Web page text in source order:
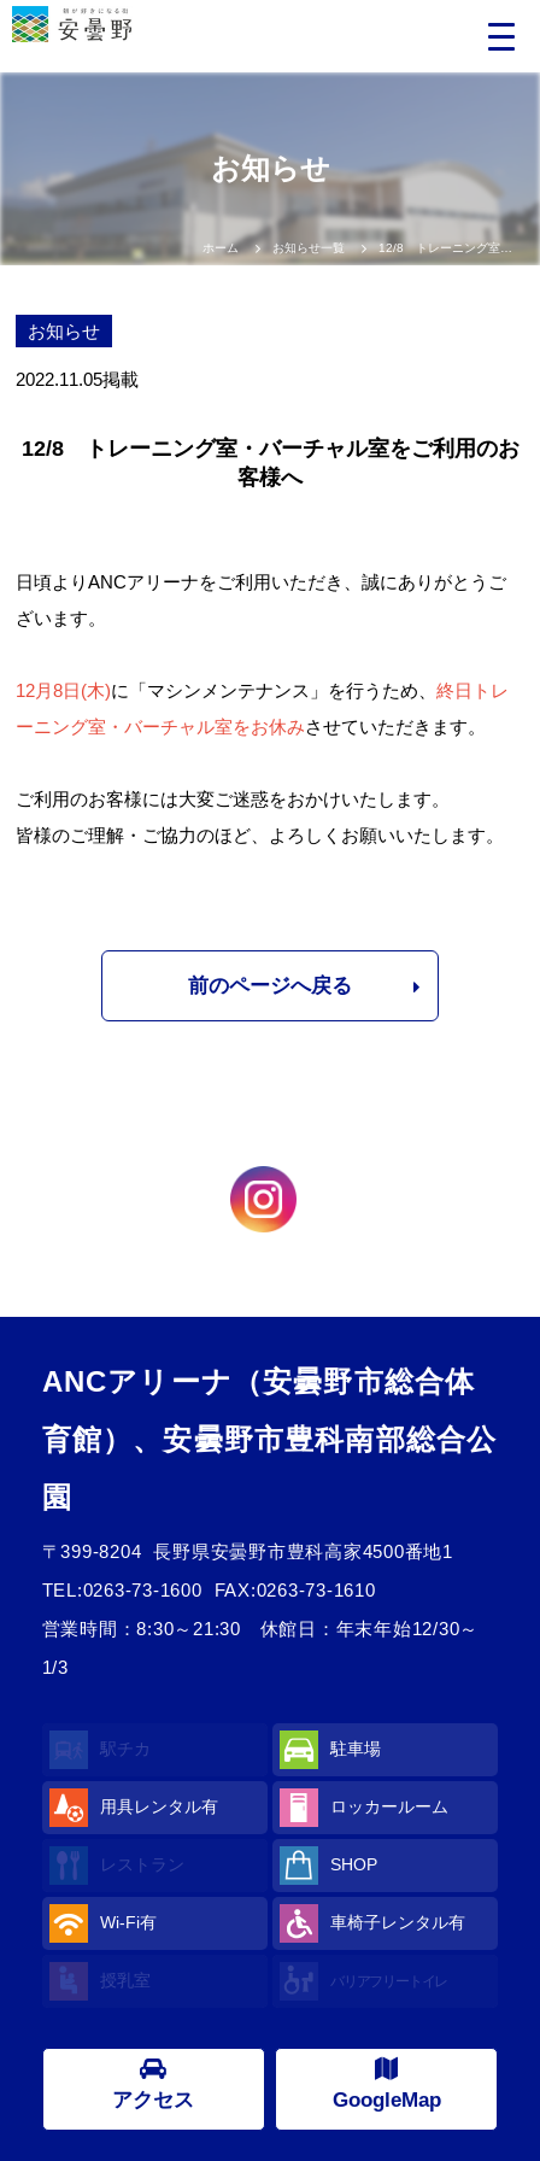
お知らせ
ホーム お知らせ一覧 12/8 トレーニング室・バーチャル室をご利用のお客様へ
お知らせ
2022.11.05掲載
12/8 トレーニング室・バーチャル室をご利用のお
客様へ
日頃よりANCアリーナをご利用いただき、誠にありがとうご
ざいます。
12月8日(木)に「マシンメンテナンス」を行うため、終日トレ
ーニング室・バーチャル室をお休みさせていただきます。
ご利用のお客様には大変ご迷惑をおかけいたします。
皆様のご理解・ご協力のほど、よろしくお願いいたします。
前のページへ戻る
ANCアリーナ（安曇野市総合体
育館）、安曇野市豊科南部総合公
園
〒399-8204
長野県安曇野市豊科高家4500番地1
TEL:0263-73-1600
FAX:0263-73-1610
営業時間：8:30～21:30 休館日：年末年始12/30～
1/3
駅チカ 駐車場
用具レンタル有 ロッカールーム
レストラン SHOP
Wi-Fi有 車椅子レンタル有
授乳室 バリアフリートイレ
アクセス GoogleMap